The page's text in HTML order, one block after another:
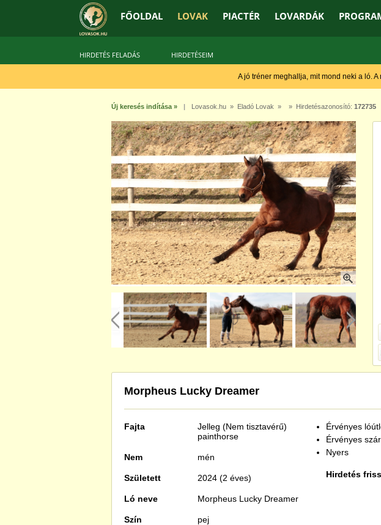
FŐOLDAL LOVAK PIACTÉR LOVARDÁK
HIRDETÉS FELADÁS HIRDETÉSEIM
A jó tréner meghallja, mit mond neki a ló.
Új keresés indítása » | Lovasok.hu » Eladó Lovak » » Hirdetésazonosító: 172735
Morpheus Lucky Dreamer
Fajta
Jelleg (Nem tisztavérű)
painthorse
Nem mén
Született 2024 (2 éves)
Ló neve Morpheus Lucky Dreamer
Szín pej
Érvényes
Érvényes
Nyers
Hirdetés